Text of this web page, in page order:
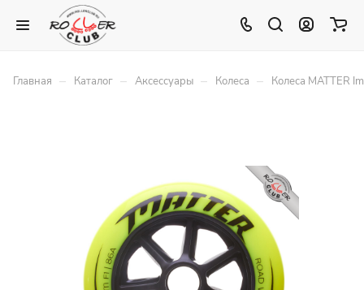
Главная – Каталог – Аксессуары – Колеса – Колеса MATTER